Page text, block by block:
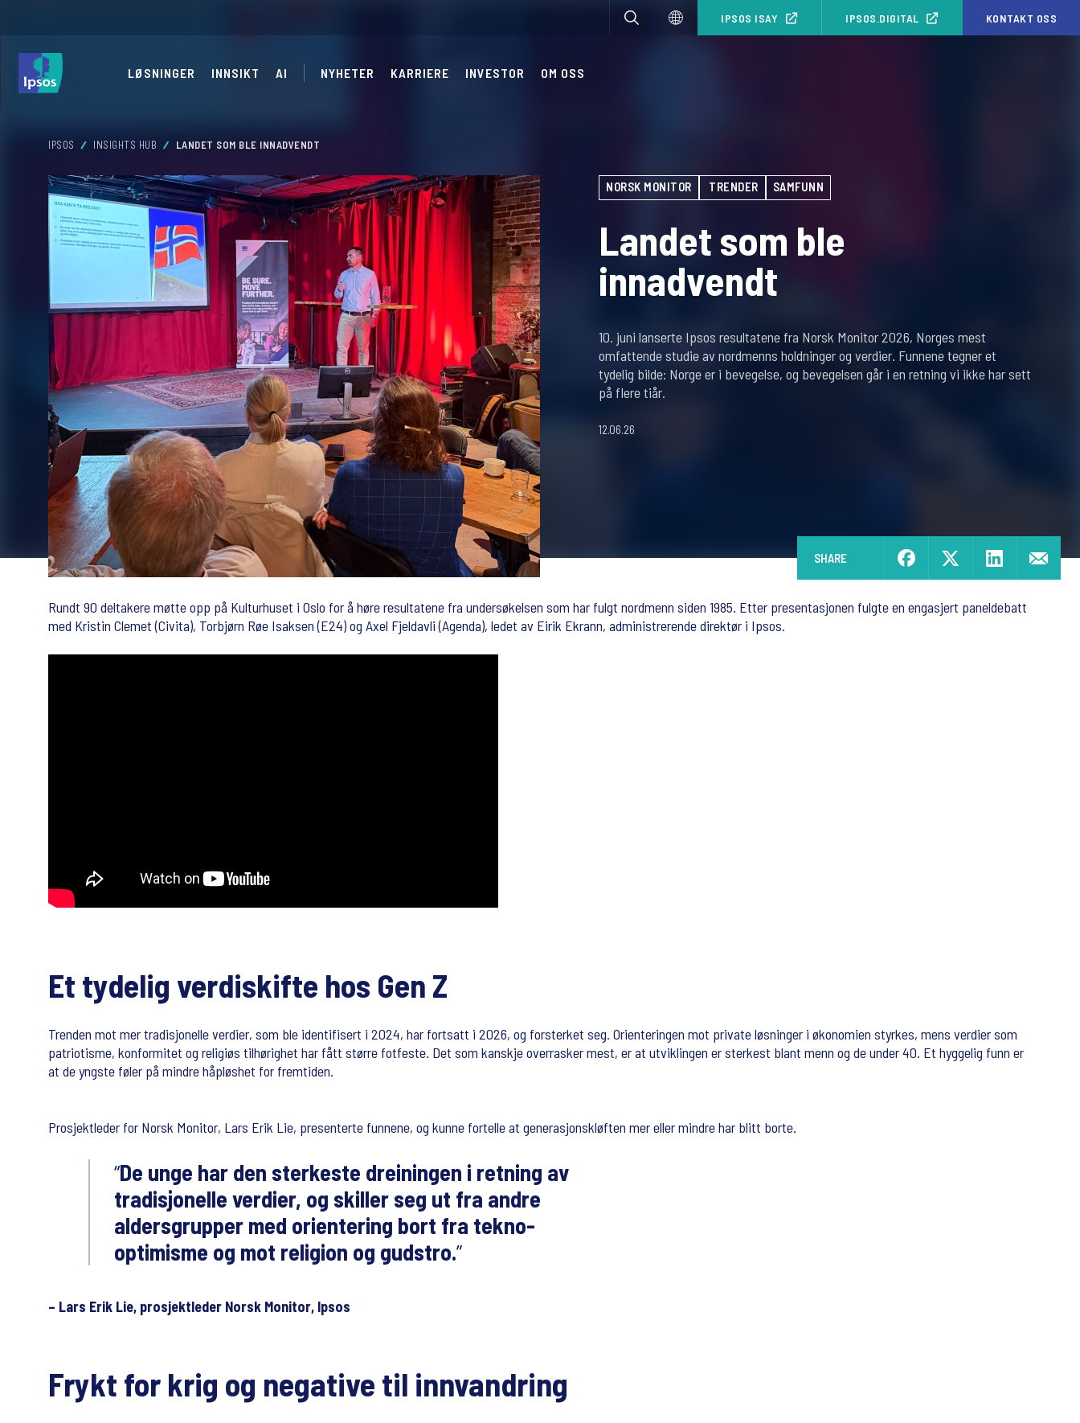
IPSOS ISAY IPSOS.DIGITAL KONTAKT OSS
LØSNINGER INNSIKT AI NYHETER KARRIERE INVESTOR OM OSS
IPSOS INSIGHTS HUB LANDET SOM BLE INNADVENDT
NORSK MONITOR TRENDER SAMFUNN
Landet som ble
innadvendt
10. juni lanserte Ipsos resultatene fra Norsk Monitor 2026, Norges mest
omfattende studie av nordmenns holdninger og verdier. Funnene tegner et
tydelig bilde: Norge er i bevegelse, og bevegelsen går i en retning vi ikke har sett
på flere tiår.
12.06.26
SHARE
Rundt 90 deltakere møtte opp på Kulturhuset i Oslo for å høre resultatene fra undersøkelsen som har fulgt nordmenn siden 1985. Etter presentasjonen fulgte en engasjert paneldebatt
med Kristin Clemet (Civita), Torbjørn Røe Isaksen (E24) og Axel Fjeldavli (Agenda), ledet av Eirik Ekrann, administrerende direktør i Ipsos.
Et tydelig verdiskifte hos Gen Z
Trenden mot mer tradisjonelle verdier, som ble identifisert i 2024, har fortsatt i 2026, og forsterket seg. Orienteringen mot private løsninger i økonomien styrkes, mens verdier som
patriotisme, konformitet og religiøs tilhørighet har fått større fotfeste. Det som kanskje overrasker mest, er at utviklingen er sterkest blant menn og de under 40. Et hyggelig funn er
at de yngste føler på mindre håpløshet for fremtiden.
Prosjektleder for Norsk Monitor, Lars Erik Lie, presenterte funnene, og kunne fortelle at generasjonskløften mer eller mindre har blitt borte.
De unge har den sterkeste dreiningen i retning av
tradisjonelle verdier, og skiller seg ut fra andre
aldersgrupper med orientering bort fra tekno-
optimisme og mot religion og gudstro.
– Lars Erik Lie, prosjektleder Norsk Monitor, Ipsos
Frykt for krig og negative til innvandring